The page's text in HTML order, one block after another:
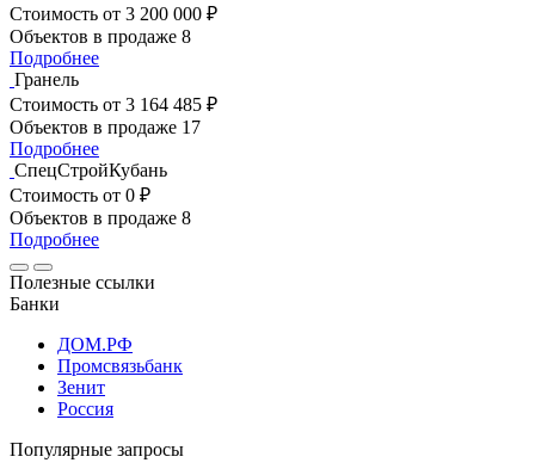
Стоимость от 3 200 000 ₽
Объектов в продаже 8
Подробнее
Гранель
Стоимость от 3 164 485 ₽
Объектов в продаже 17
Подробнее
СпецСтройКубань
Стоимость от 0 ₽
Объектов в продаже 8
Подробнее
Полезные ссылки
Банки
ДОМ.РФ
Промсвязьбанк
Зенит
Россия
Популярные запросы